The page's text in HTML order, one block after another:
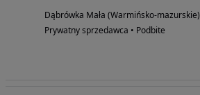
Dąbrówka Mała (Warmińsko-mazurskie)
Prywatny sprzedawca • Podbite